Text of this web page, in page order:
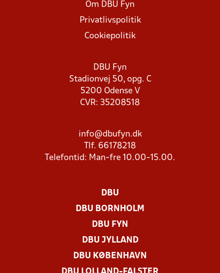
Om DBU Fyn
Privatlivspolitik
Cookiepolitik
DBU Fyn
Stadionvej 50, opg. C
5200 Odense V
CVR: 35208518
info@dbufyn.dk
Tlf. 66178218
Telefontid: Man-fre 10.00-15.00.
DBU
DBU BORNHOLM
DBU FYN
DBU JYLLAND
DBU KØBENHAVN